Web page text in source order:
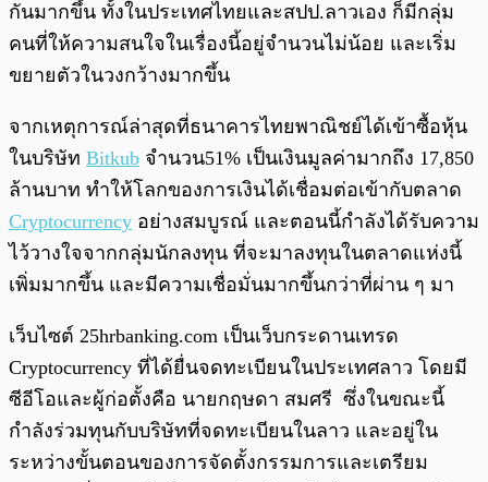
กันมากขึ้น ทั้งในประเทศไทยและสปป.ลาวเอง ก็มีกลุ่ม
คนที่ให้ความสนใจในเรื่องนี้อยู่จำนวนไม่น้อย และเริ่ม
ขยายตัวในวงกว้างมากขึ้น
จากเหตุการณ์ล่าสุดที่ธนาคารไทยพาณิชย์ได้เข้าซื้อหุ้น
ในบริษัท Bitkub จำนวน51% เป็นเงินมูลค่ามากถึง 17,850
ล้านบาท ทำให้โลกของการเงินได้เชื่อมต่อเข้ากับตลาด
Cryptocurrency อย่างสมบูรณ์ และตอนนี้กำลังได้รับความ
ไว้วางใจจากกลุ่มนักลงทุน ที่จะมาลงทุนในตลาดแห่งนี้
เพิ่มมากขึ้น และมีความเชื่อมั่นมากขึ้นกว่าที่ผ่าน ๆ มา
เว็บไซต์ 25hrbanking.com เป็นเว็บกระดานเทรด
Cryptocurrency ที่ได้ยื่นจดทะเบียนในประเทศลาว โดยมี
ซีอีโอและผู้ก่อตั้งคือ นายกฤษดา สมศรี ซึ่งในขณะนี้
กำลังร่วมทุนกับบริษัทที่จดทะเบียนในลาว และอยู่ใน
ระหว่างขั้นตอนของการจัดตั้งกรรมการและเตรียม